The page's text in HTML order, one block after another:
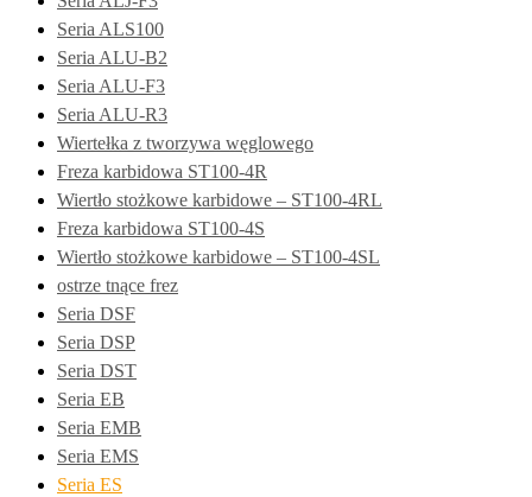
Seria ALS100
Seria ALU-B2
Seria ALU-F3
Seria ALU-R3
Wiertełka z tworzywa węglowego
Freza karbidowa ST100-4R
Wiertło stożkowe karbidowe – ST100-4RL
Freza karbidowa ST100-4S
Wiertło stożkowe karbidowe – ST100-4SL
ostrze tnące frez
Seria DSF
Seria DSP
Seria DST
Seria EB
Seria EMB
Seria EMS
Seria ES